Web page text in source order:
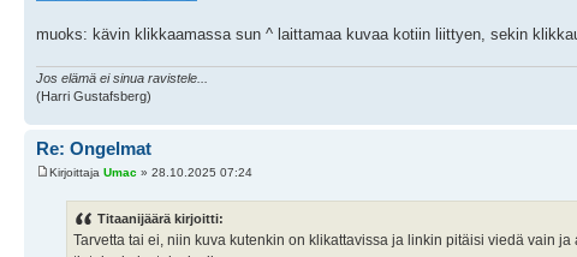
muoks: kävin klikkaamassa sun ^ laittamaa kuvaa kotiin liittyen, sekin
Jos elämä ei sinua ravistele...
(Harri Gustafsberg)
Re: Ongelmat
Kirjoittaja Umac » 28.10.2025 07:24
Titaanijäärä kirjoitti:
Tarvetta tai ei, niin kuva kutenkin on klikattavissa ja linkin pitäisi viedä vain